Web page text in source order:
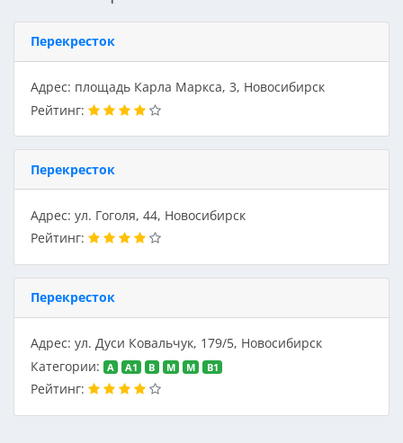
Перекресток
Адрес: площадь Карла Маркса, 3, Новосибирск
Рейтинг:
Перекресток
Адрес: ул. Гоголя, 44, Новосибирск
Рейтинг:
Перекресток
Адрес: ул. Дуси Ковальчук, 179/5, Новосибирск
Категории:
A A1 B M M В1
Рейтинг: